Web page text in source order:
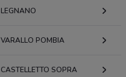
LEGNANO
VARALLO POMBIA
CASTELLETTO SOPRA